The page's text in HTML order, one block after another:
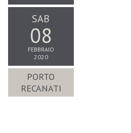
SAB
08
FEBBRAIO
2020
PORTO
RECANATI